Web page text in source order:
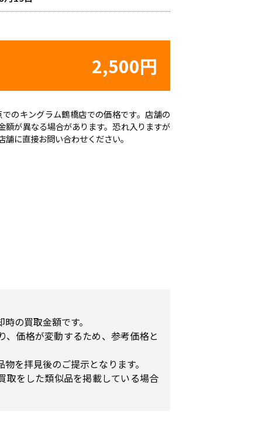
2,500円
のキングラム鶴橋店での価格です。店舗の
額が異なる場合があります。恐れ入りますが
に直接お問い合わせください。
の買取金額です。
、価格が変動するため、参考価格と
を拝見後のご提示となります。
取をした類似品を掲載している場合